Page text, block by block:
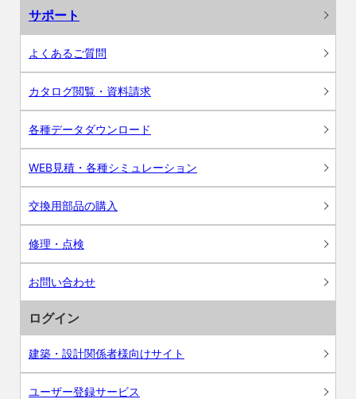
サポート
よくあるご質問
カタログ閲覧・資料請求
各種データダウンロード
WEB見積・各種シミュレーション
交換用部品の購入
修理・点検
お問い合わせ
ログイン
建築・設計関係者様向けサイト
ユーザー登録サービス